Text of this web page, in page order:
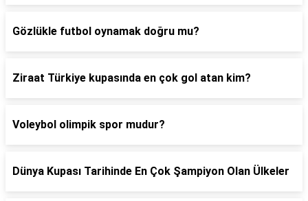
Gözlükle futbol oynamak doğru mu?
Ziraat Türkiye kupasında en çok gol atan kim?
Voleybol olimpik spor mudur?
Dünya Kupası Tarihinde En Çok Şampiyon Olan Ülkeler